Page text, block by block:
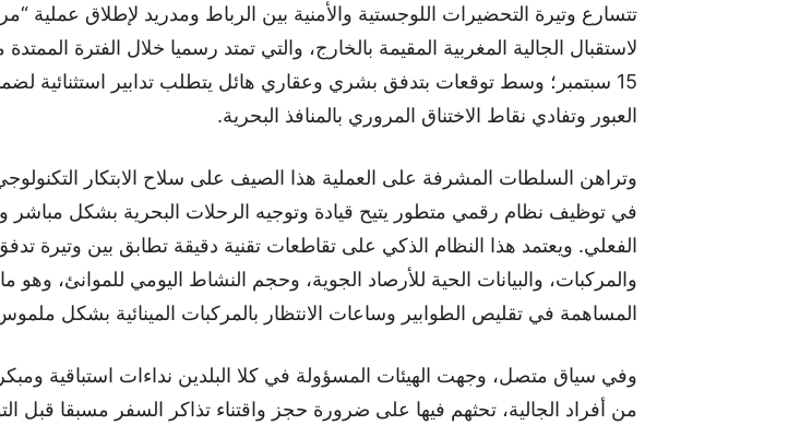
15 سبتمبر؛ وسط توقعات بتدفق بشري وعقاري هائل يتطلب تدابير استثنائية
العبور وتفادي نقاط الاختناق المروري بالمنافذ البحرية.
وتراهن السلطات المشرفة على العملية هذا الصيف على سلاح الابتكار
في توظيف نظام رقمي متطور يتيح قيادة وتوجيه الرحلات البحرية بشكل مباشر
الفعلي. ويعتمد هذا النظام الذكي على تقاطعات تقنية دقيقة تطابق بين وتيرة
والمركبات، والبيانات الحية للأرصاد الجوية، وحجم النشاط اليومي للموانئ، وهو
المساهمة في تقليص الطوابير وساعات الانتظار بالمركبات المينائية بشكل
وفي سياق متصل، وجهت الهيئات المسؤولة في كلا البلدين نداءات استباقية
من أفراد الجالية، تحثهم فيها على ضرورة حجز واقتناء تذاكر السفر مسبقا قبل